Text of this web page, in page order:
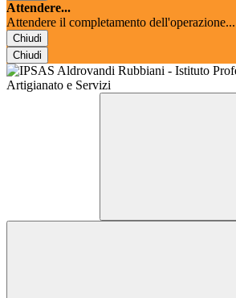
Attendere...
Attendere il completamento dell'operazione...
Chiudi
Chiudi